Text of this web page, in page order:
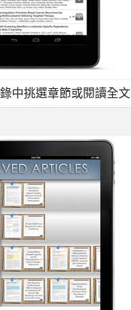
中挑選章節或閱讀全文